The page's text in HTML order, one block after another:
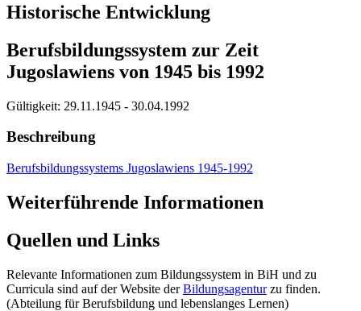
Historische Entwicklung
Berufsbildungssystem zur Zeit
Jugoslawiens von 1945 bis 1992
Gültigkeit: 29.11.1945 - 30.04.1992
Beschreibung
Berufsbildungssystems Jugoslawiens 1945-1992
Weiterführende Informationen
Quellen und Links
Relevante Informationen zum Bildungssystem in BiH und zu
Curricula sind auf der Website derBildungsagenturzu finden.
(Abteilung für Berufsbildung und lebenslanges Lernen)